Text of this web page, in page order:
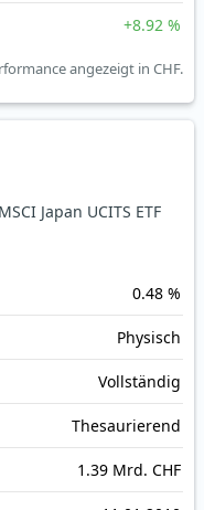
+8.92 %
angezeigt in CHF.
Japan UCITS ETF
0.48 %
Physisch
Vollständig
Thesaurierend
1.39 Mrd. CHF